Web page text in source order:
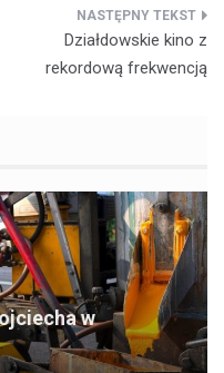
Działdowskie kino z
rekordową frekwencją
w